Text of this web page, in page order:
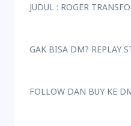
JUDUL : ROGER
GAK BISA DM? REPLAY
FOLLOW DAN BUY KE